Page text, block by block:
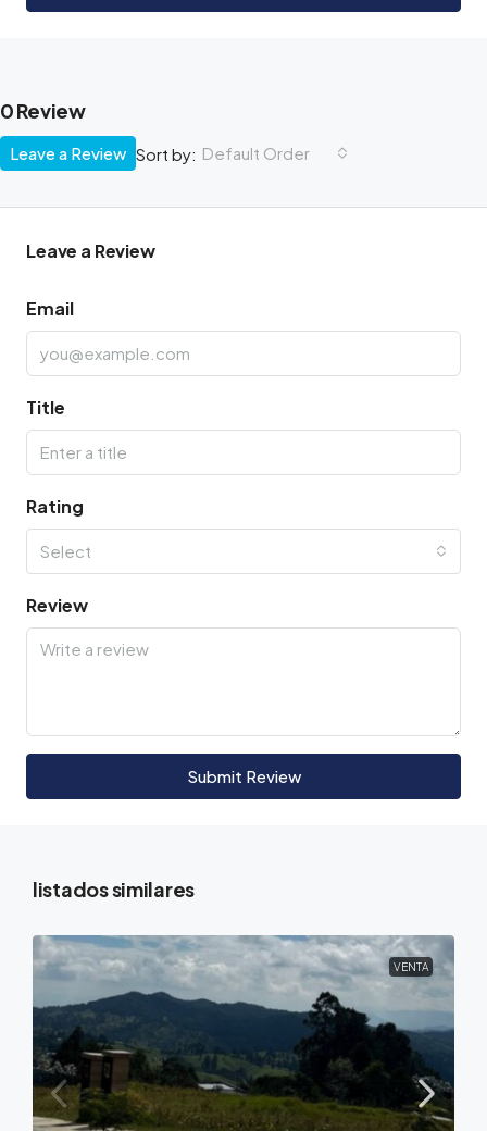
0 Review
Sort by: Default Order
Leave a Review
Leave a Review
Email
Title
Rating
Select
Review
Submit Review
listados similares
VENTA